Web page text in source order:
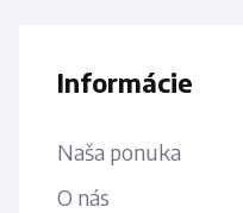
Informácie
Naša ponuka
O nás